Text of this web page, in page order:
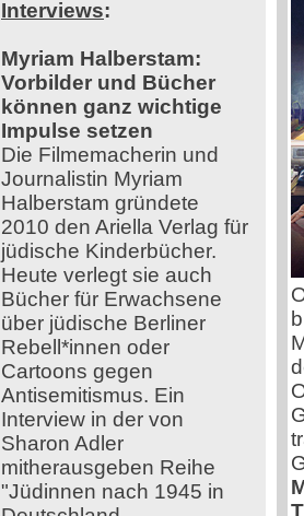
Interviews:
Myriam Halberstam:
Vorbilder und Bücher
können ganz wichtige
Impulse setzen
Die Filmemacherin und
Journalistin Myriam
Halberstam gründete
2010 den Ariella Verlag für
jüdische Kinderbücher.
Heute verlegt sie auch
Bücher für Erwachsene
über jüdische Berliner
Rebell*innen oder
Cartoons gegen
Antisemitismus. Ein
Interview in der von
Sharon Adler
mitherausgeben Reihe
"Jüdinnen nach 1945 in